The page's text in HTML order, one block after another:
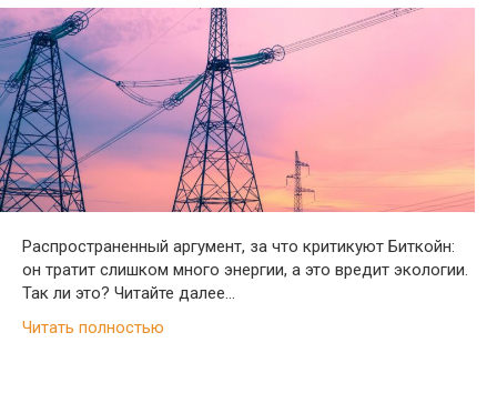
Распространенный аргумент, за что критикуют Биткойн:
он тратит слишком много энергии, а это вредит экологии.
Так ли это? Читайте далее...
Читать полностью